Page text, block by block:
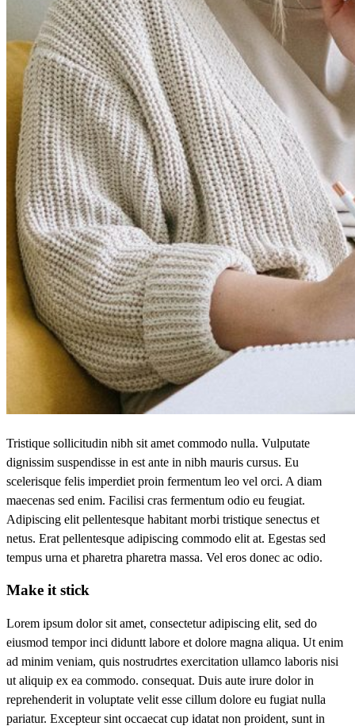
Tristique sollicitudin nibh sit amet commodo nulla. Vulputate
dignissim suspendisse in est ante in nibh mauris cursus. Eu
scelerisque felis imperdiet proin fermentum leo vel orci. A diam
maecenas sed enim. Facilisi cras fermentum odio eu feugiat.
Adipiscing elit pellentesque habitant morbi tristique senectus et
netus. Erat pellentesque adipiscing commodo elit at. Egestas sed
tempus urna et pharetra pharetra massa. Vel eros donec ac odio.
Make it stick
Lorem ipsum dolor sit amet, consectetur adipiscing elit, sed do
eiusmod tempor inci diduntt labore et dolore magna aliqua. Ut enim
ad minim veniam, quis nostrudrtes exercitation ullamco laboris nisi
ut aliquip ex ea commodo. consequat. Duis aute irure dolor in
reprehenderit in voluptate velit esse cillum dolore eu fugiat nulla
pariatur. Excepteur sint occaecat cup idatat non proident, sunt in